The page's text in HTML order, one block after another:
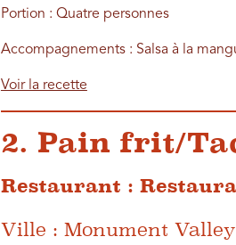
Portion : Quatre personnes
Accompagnements : Salsa à la
Voir la recette
2. Pain frit/
Restaurant :
Ville : Monument Valley